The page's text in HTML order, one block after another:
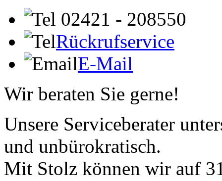
02421 - 208550
Rückrufservice
E-Mail
Wir beraten Sie gerne!
Unsere Serviceberater
und unbürokratisch.
Mit Stolz können wir auf